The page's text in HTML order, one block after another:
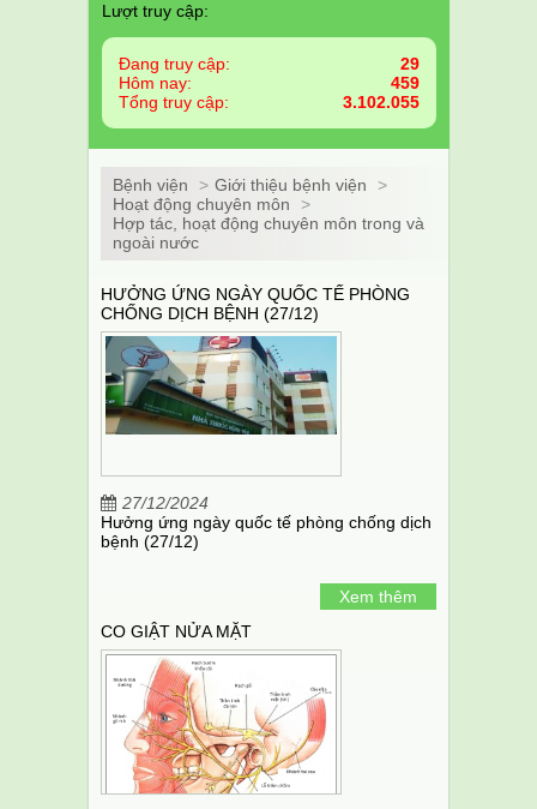
Lượt truy cập:
Đang truy cập:
29
Hôm nay:
459
Tổng truy cập:
3.102.055
Bệnh viện > Giới thiệu bệnh viện
>
Hoạt động chuyên môn
>
Hợp tác, hoạt động chuyên môn trong và
ngoài nước
HƯỞNG ỨNG NGÀY QUỐC TẾ PHÒNG
CHỐNG DỊCH BỆNH (27/12)
27/12/2024
Hưởng ứng ngày quốc tế phòng chống dịch
bệnh (27/12)
Xem thêm
CO GIẬT NỬA MẶT